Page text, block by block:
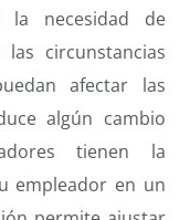
la necesidad de
circunstancias
afectar las
algún cambio
tienen la
empleador en un